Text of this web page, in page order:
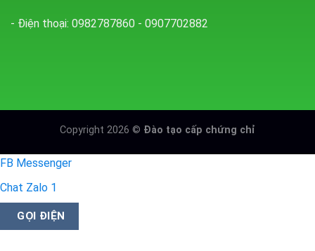
- Điện thoại: 0982787860 - 0907702882
Copyright 2026 © Đào tạo cấp chứng chỉ
FB Messenger
Chat Zalo 1
GỌI ĐIỆN